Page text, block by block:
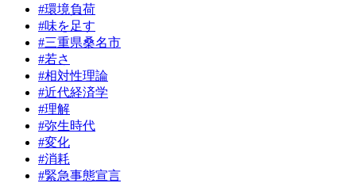
#環境負荷
#味を足す
#三重県桑名市
#若さ
#相対性理論
#近代経済学
#理解
#弥生時代
#変化
#消耗
#緊急事態宣言